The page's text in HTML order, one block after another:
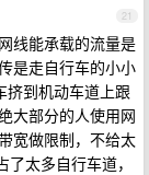
21
线能承载的流量是
是走自行车的小小
挤到机动车道上跟
大部分的人使用网
宽做限制，不给太
太多自行车道，